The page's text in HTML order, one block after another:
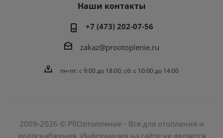
Наши контакты
+7 (473) 202-07-56
zakaz@prootoplenie.ru
пн-пт: c 9:00 до 18:00; сб: с 10:00 до 14:00
2009-2026 © PROотопление - Все для отопления и
водоснабжения. Информация на сайте не является